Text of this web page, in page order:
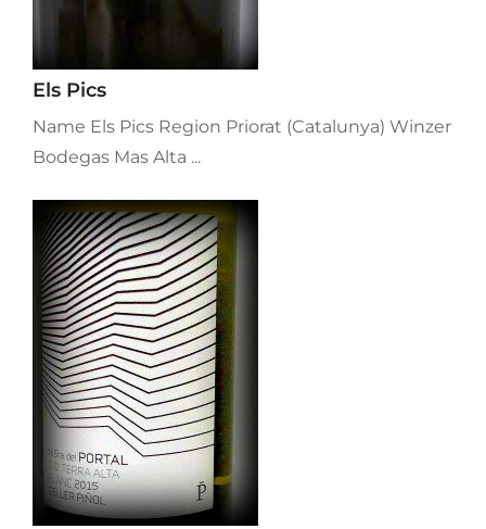
Els Pics
Name Els Pics Region Priorat (Catalunya) Winzer
Bodegas Mas Alta ...